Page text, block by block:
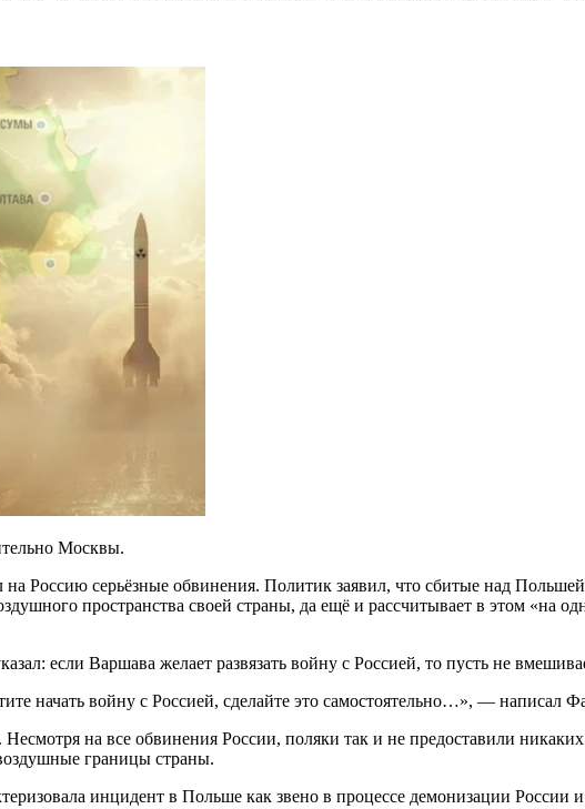
Москвы.
Россию серьёзные обвинения. Политик заявил, что сбитые над
пространства своей страны, да ещё и рассчитывает в этом «на
если Варшава желает развязать войну с Россией, то пусть не
начать войну с Россией, сделайте это самостоятельно…», — написал
на все обвинения России, поляки так и не предоставили никаких
границы страны.
инцидент в Польше как звено в процессе демонизации России